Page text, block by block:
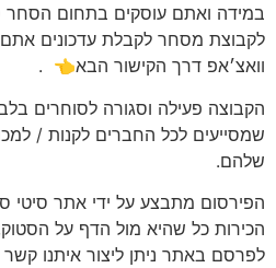
במידה ואתם עוסקים בתחום הסחר
לקבוצת מסחר לקבלת עדכונים אתם
וואצ׳אפ דרך הקישור הבא👈 .
הקבוצה פעילה וסגורה לסוחרים
שמסייעים לכל החברים לקנות /
שלהם.
הפירסום מתבצע על ידי אתר סיטי
הכירות כל שהיא מול הדף על
לפרסם באתר ניתן ליצור איתנו